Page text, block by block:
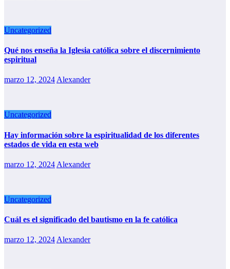
Uncategorized
Qué nos enseña la Iglesia católica sobre el discernimiento
espiritual
marzo 12, 2024 Alexander
Uncategorized
Hay información sobre la espiritualidad de los diferentes
estados de vida en esta web
marzo 12, 2024 Alexander
Uncategorized
Cuál es el significado del bautismo en la fe católica
marzo 12, 2024 Alexander